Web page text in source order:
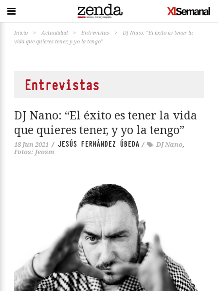
Inicio > Actualidad > Entrevistas >
DJ Nano: “El éxito es tener la
vida que quieres tener, y yo la tengo”
Entrevistas
DJ Nano: “El éxito es tener la vida
que quieres tener, y yo la tengo”
18 Jun 2021 / JESÚS FERNÁNDEZ ÚBEDA / DJ Nano,
Fotos: Jeosm